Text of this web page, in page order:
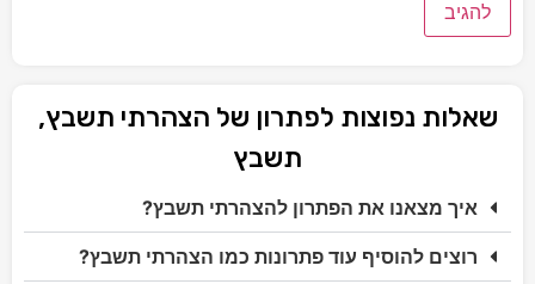
שאלות נפוצות לפתרון של הצהרתי תשבץ,
תשבץ
איך מצאנו את הפתרון להצהרתי תשבץ?
רוצים להוסיף עוד פתרונות כמו הצהרתי תשבץ?